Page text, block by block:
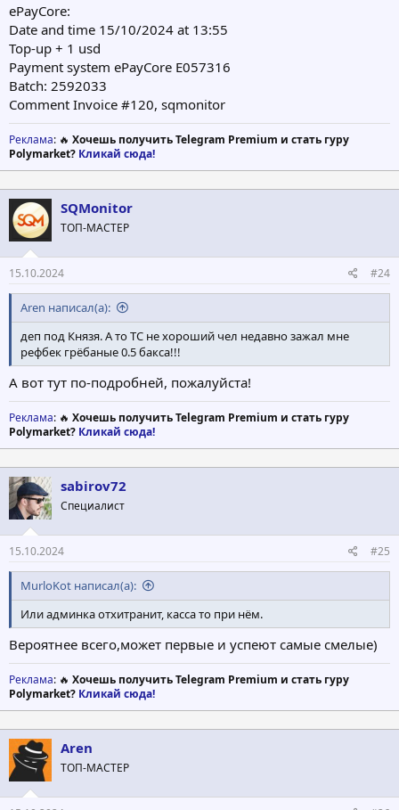
ePayCore:
Date and time 15/10/2024 at 13:55
Top-up + 1 usd
Payment system ePayCore E057316
Batch: 2592033
Comment Invoice #120, sqmonitor
Реклама: 🔥 Хочешь получить Telegram Premium и стать гуру
Polymarket? Кликай сюда!
SQMonitor
ТОП-МАСТЕР
15.10.2024 #24
Aren написал(а):
деп под Князя. А то ТС не хороший чел недавно зажал мне
рефбек грёбаные 0.5 бакса!!!
А вот тут по-подробней, пожалуйста!
Реклама: 🔥 Хочешь получить Telegram Premium и стать гуру
Polymarket? Кликай сюда!
sabirov72
Специалист
15.10.2024 #25
MurloKot написал(а):
Или админка отхитранит, касса то при нём.
Вероятнее всего,может первые и успеют самые смелые)
Реклама: 🔥 Хочешь получить Telegram Premium и стать гуру
Polymarket? Кликай сюда!
Aren
ТОП-МАСТЕР